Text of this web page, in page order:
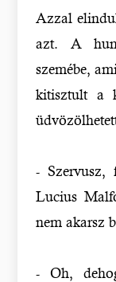
Azzal
azt. A
szemébe,
kitisztult a
- Szervusz,
Lucius
nem akarsz
- Oh,